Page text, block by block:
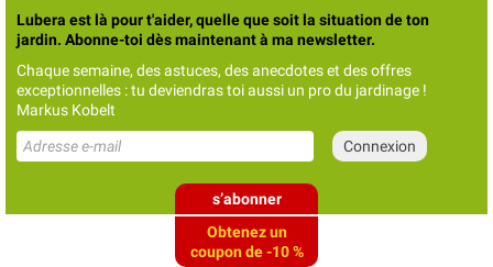
Lubera est là pour t'aider, quelle que soit la situation de ton
jardin. Abonne-toi dès maintenant à ma newsletter.
Chaque semaine, des astuces, des anecdotes et des offres
exceptionnelles : tu deviendras toi aussi un pro du jardinage !
Markus Kobelt
s’abonner
Obtenez un
coupon de -10 %